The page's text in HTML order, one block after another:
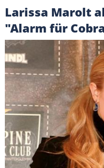
Larissa Marolt
"Alarm für